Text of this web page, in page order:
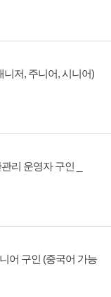
니저, 주니어, 시니어)
리 운영자 구인 _
어 구인 (중국어 가능